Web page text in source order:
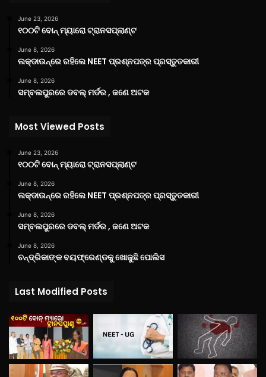
June 23, 2026
୧୦୦ଟି ବୋନ୍ ମ୍ୟାରୋ ଟ୍ରାନସପ୍ଲାଣ୍ଟ
June 8, 2026
ଲକ୍‌ଡାଉନ୍‌ରେ ରହିଲେ NEET ପ୍ରଶ୍ନପତ୍ର ପ୍ରସ୍ତୁତକାରୀ
June 8, 2026
ସମ୍ବଲପୁରରେ ଡବଲ୍ ମର୍ଡର , ଜଣେ ଅଟକ
Most Viewed Posts
June 23, 2026
୧୦୦ଟି ବୋନ୍ ମ୍ୟାରୋ ଟ୍ରାନସପ୍ଲାଣ୍ଟ
June 8, 2026
ଲକ୍‌ଡାଉନ୍‌ରେ ରହିଲେ NEET ପ୍ରଶ୍ନପତ୍ର ପ୍ରସ୍ତୁତକାରୀ
June 8, 2026
ସମ୍ବଲପୁରରେ ଡବଲ୍ ମର୍ଡର , ଜଣେ ଅଟକ
June 8, 2026
ଚନ୍ଦ୍ରିକାଙ୍କ ବୟଫ୍ରେଣ୍ଡକୁ ଖୋଜୁଛି ପୋଲିସ
Last Modified Posts